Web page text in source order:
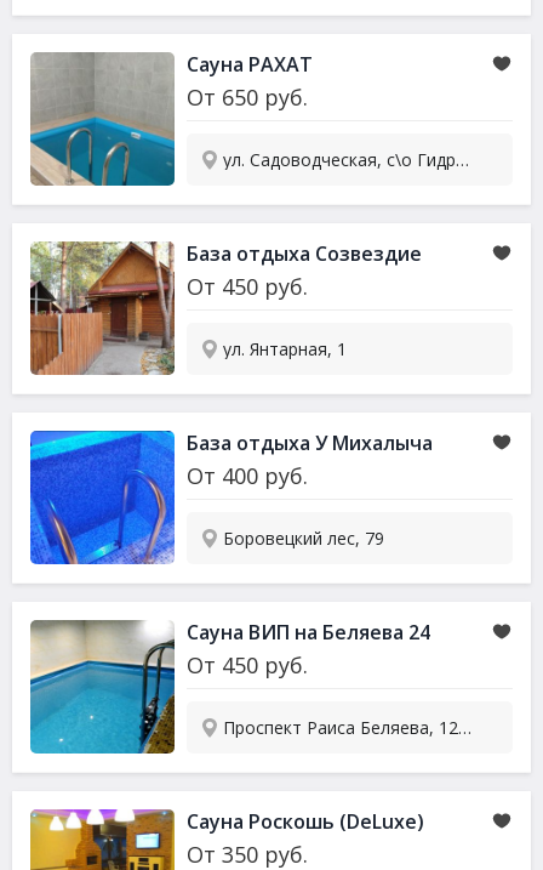
Сауна РАХАТ
От 650 руб.
ул. Садоводческая, с\о Гидростроитель1, д.114
База отдыха Созвездие
От 450 руб.
ул. Янтарная, 1
База отдыха У Михалыча
От 400 руб.
Боровецкий лес, 79
Сауна ВИП на Беляева 24
От 450 руб.
Проспект Раиса Беляева, 12/31 (здание ТЦ Фреско)
Сауна Роскошь (DeLuxe)
От350 руб.